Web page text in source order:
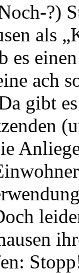
?)
als
es
ach
gibt